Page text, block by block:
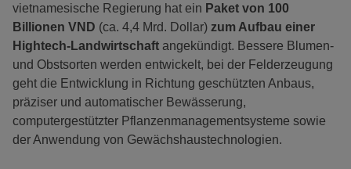
vietnamesische Regierung hat ein Paket von 100
Billionen VND (ca. 4,4 Mrd. Dollar) zum Aufbau einer
Hightech-Landwirtschaft angekündigt. Bessere Blumen-
und Obstsorten werden entwickelt, bei der Felderzeugung
geht die Entwicklung in Richtung geschützten Anbaus,
präziser und automatischer Bewässerung,
computergestützter Pflanzenmanagementsysteme sowie
der Anwendung von Gewächshaustechnologien.